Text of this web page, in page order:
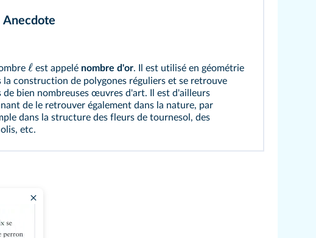
Anecdote
ℓest appelé nombre d'or. Il est utilisé en géométrie
la construction de polygones réguliers et se retrouve
de bien nombreuses œuvres d'art. Il est d'ailleurs
de le retrouver également dans la nature, par
dans la structure des fleurs de tournesol, des
etc.